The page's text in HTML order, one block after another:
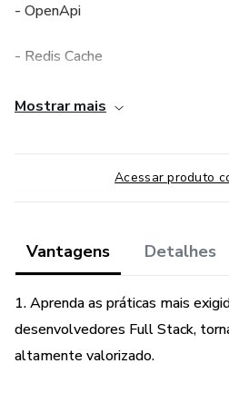
- OpenApi
- Redis Cache
- Database Migrations com
- Spring Cloud Circuit Breaker
Mostrar mais
Acessar produto
Vantagens Detalhes
1. Aprenda as práticas mais
desenvolvedores Full Stack,
altamente valorizado.